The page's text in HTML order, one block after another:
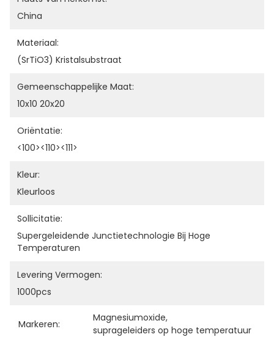
China
Materiaal:
(SrTiO3) Kristalsubstraat
Gemeenschappelijke Maat:
10x10 20x20
Oriëntatie:
<100><110><111>
Kleur:
Kleurloos
Sollicitatie:
Supergeleidende Junctietechnologie Bij Hoge
Temperaturen
Levering Vermogen:
1000pcs
Markeren:
Magnesiumoxide,
suprageleiders op hoge temperatuur